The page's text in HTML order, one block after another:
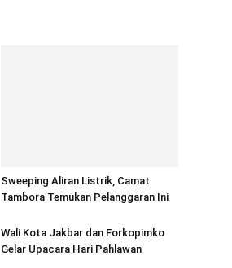
Sweeping Aliran Listrik, Camat
Tambora Temukan Pelanggaran Ini
Wali Kota Jakbar dan Forkopimko
Gelar Upacara Hari Pahlawan